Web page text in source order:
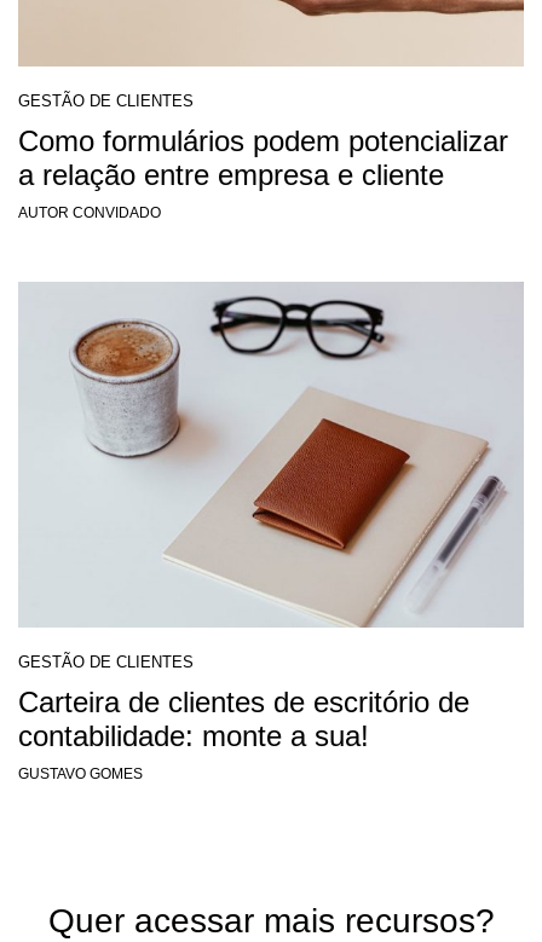
GESTÃO DE CLIENTES
Como formulários podem potencializar
a relação entre empresa e cliente
AUTOR CONVIDADO
GESTÃO DE CLIENTES
Carteira de clientes de escritório de
contabilidade: monte a sua!
GUSTAVO GOMES
Quer acessar mais recursos?